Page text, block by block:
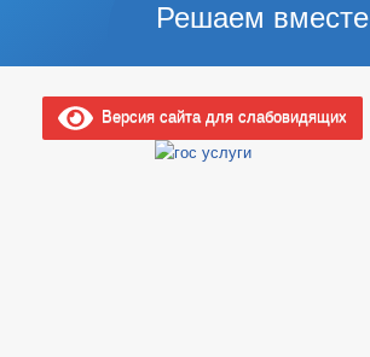
Решаем вместе
Версия сайта для слабовидящих